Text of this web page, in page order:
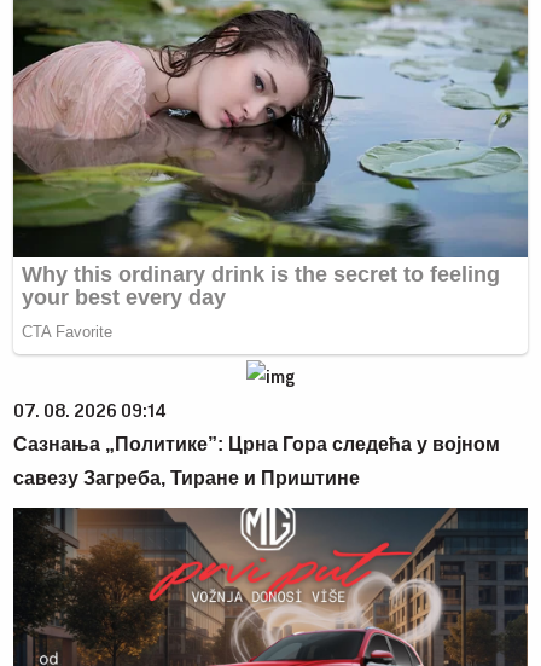
07. 08. 2026 09:14
Сазнања „Политике”: Црна Гора следећа у војном
савезу Загреба, Тиране и Приштине